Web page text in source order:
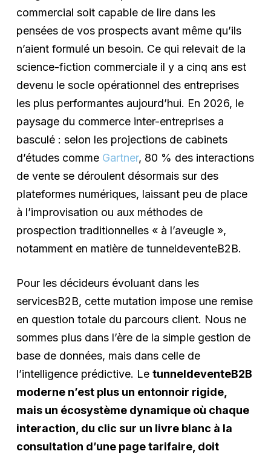
commercial soit capable de lire dans les
pensées de vos prospects avant même qu’ils
n’aient formulé un besoin. Ce qui relevait de la
science-fiction commerciale il y a cinq ans est
devenu le socle opérationnel des entreprises
les plus performantes aujourd’hui. En 2026, le
paysage du commerce inter-entreprises a
basculé : selon les projections de cabinets
d’études comme Gartner, 80 % des interactions
de vente se déroulent désormais sur des
plateformes numériques, laissant peu de place
à l’improvisation ou aux méthodes de
prospection traditionnelles « à l’aveugle »,
notamment en matière de tunneldeventeB2B.
Pour les décideurs évoluant dans les
servicesB2B, cette mutation impose une remise
en question totale du parcours client. Nous ne
sommes plus dans l’ère de la simple gestion de
base de données, mais dans celle de
l’intelligence prédictive. Le tunneldeventeB2B
moderne n’est plus un entonnoir rigide,
mais un écosystème dynamique où chaque
interaction, du clic sur un livre blanc à la
consultation d’une page tarifaire, doit